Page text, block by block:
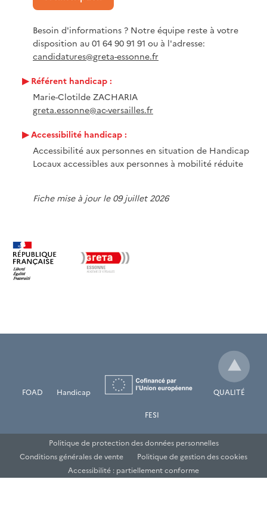
Besoin d'informations ? Notre équipe reste à votre
disposition au 01 64 90 91 91 ou à l'adresse:
candidatures@greta-essonne.fr
Référent handicap :
Marie-Clotilde ZACHARIA
greta.essonne@ac-versailles.fr
Accessibilité handicap :
Accessibilité aux personnes en situation de Handicap
Locaux accessibles aux personnes à mobilité réduite
Fiche mise à jour le 09 juillet 2026
FOAD Handicap
FESI
QUALITÉ
Politique de protection des données personnelles
Conditions générales de vente
Politique de gestion des cookies
Accessibilité : partiellement conforme